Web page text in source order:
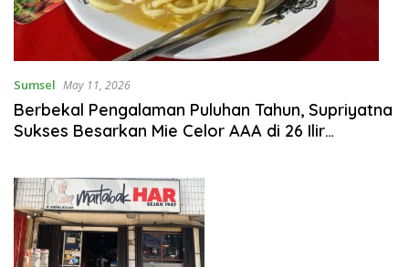
Sumsel May 11, 2026
Berbekal Pengalaman Puluhan Tahun, Supriyatna
Sukses Besarkan Mie Celor AAA di 26 Ilir